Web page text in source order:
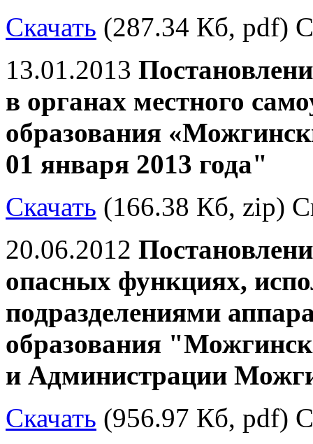
Скачать (287.34 Кб, pdf)
13.01.2013
в органах местного
образования
01 января 2013 года"
Скачать (166.38 Кб, zip)
20.06.2012
опасных функциях,
подразделениями
образования
и Администрации
Скачать (956.97 Кб, pdf)